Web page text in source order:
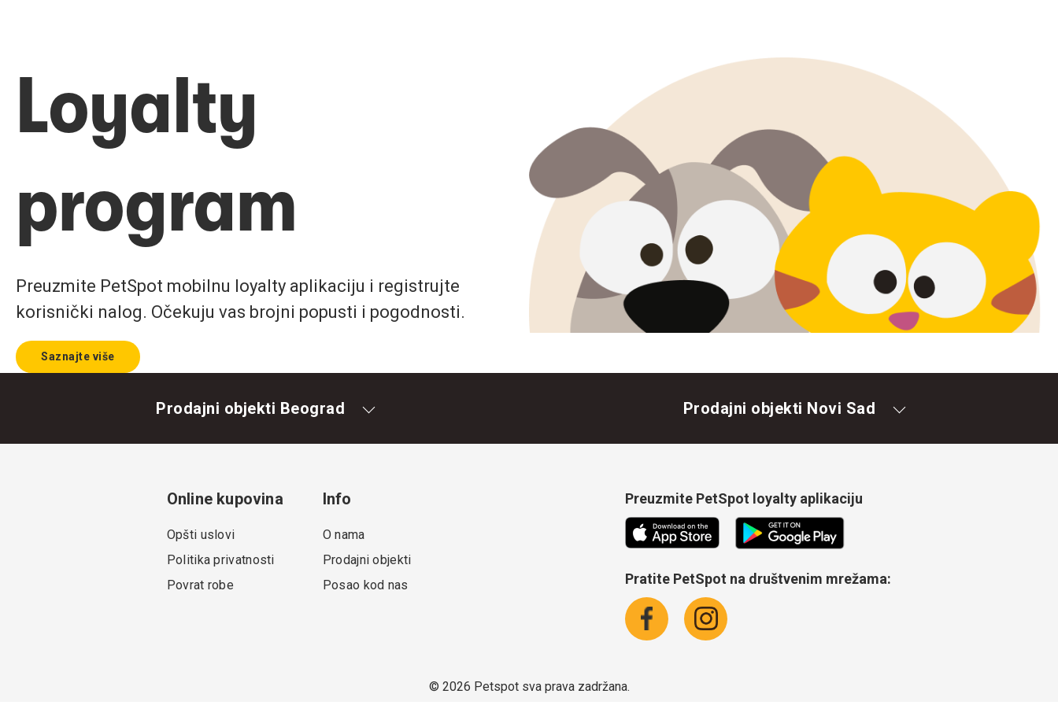
Loyalty
program
Preuzmite PetSpot mobilnu loyalty aplikaciju i registrujte
korisnički nalog. Očekuju vas brojni popusti i pogodnosti.
Saznajte više
Prodajni objekti Beograd Prodajni objekti Novi Sad
Online kupovina
Opšti uslovi
Politika privatnosti
Povrat robe
Info
O nama
Prodajni objekti
Posao kod nas
Preuzmite PetSpot loyalty aplikaciju
Pratite PetSpot na društvenim mrežama:
© 2026 Petspot sva prava zadržana.